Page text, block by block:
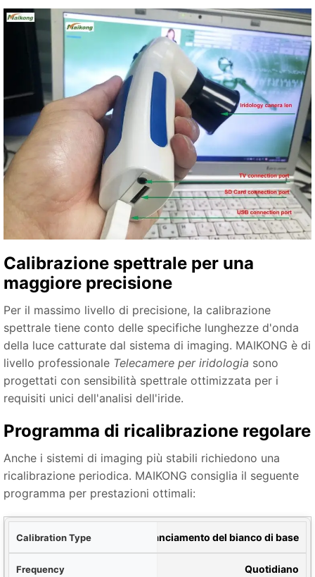
Calibrazione spettrale per una
maggiore precisione
Per il massimo livello di precisione, la calibrazione
spettrale tiene conto delle specifiche lunghezze d'onda
della luce catturate dal sistema di imaging. MAIKONG è di
livello professionale Telecamere per iridologia sono
progettati con sensibilità spettrale ottimizzata per i
requisiti unici dell'analisi dell'iride.
Programma di ricalibrazione regolare
Anche i sistemi di imaging più stabili richiedono una
ricalibrazione periodica. MAIKONG consiglia il seguente
programma per prestazioni ottimali:
Bilanciamento del bianco di base
Quotidiano